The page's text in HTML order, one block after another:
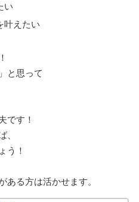
い
叶えたい
と思って
です！
、
う！
る方は活かせます。